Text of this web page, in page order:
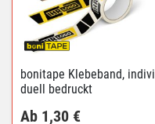
bonitape Klebeband, indivi
duell bedruckt
Ab 1,30 €